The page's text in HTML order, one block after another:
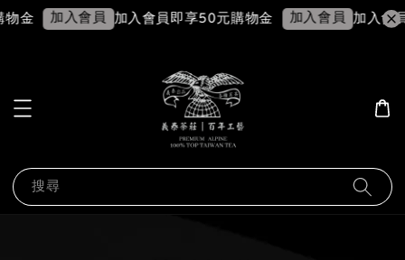
金 加入會員 加入會員即享50元購物金 加入會員 加入會
搜尋